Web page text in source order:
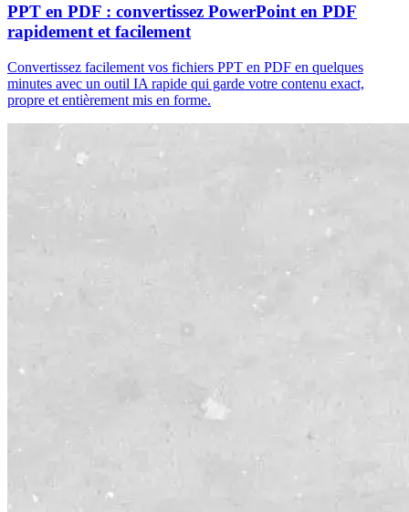
PPT en PDF : convertissez PowerPoint en PDF
rapidement et facilement
Convertissez facilement vos fichiers PPT en PDF en quelques
minutes avec un outil IA rapide qui garde votre contenu exact,
propre et entièrement mis en forme.